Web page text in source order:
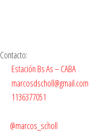
Contacto:
Estación Bs As – CABA
marcosdscholl@gmail.com
1136377051
@marcos_scholl